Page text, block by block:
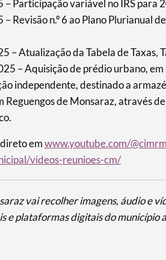
– Participação variável no IRS para
Revisão n.º 6 ao Plano Plurianual
– Atualização da Tabela de Taxas,
– Aquisição de prédio urbano,
independente, destinado a
Reguengos de Monsaraz, através
emwww.youtube.com/@cimrm
videos-reunioes-cm/
vai recolher imagens, áudio e
e plataformas digitais do município